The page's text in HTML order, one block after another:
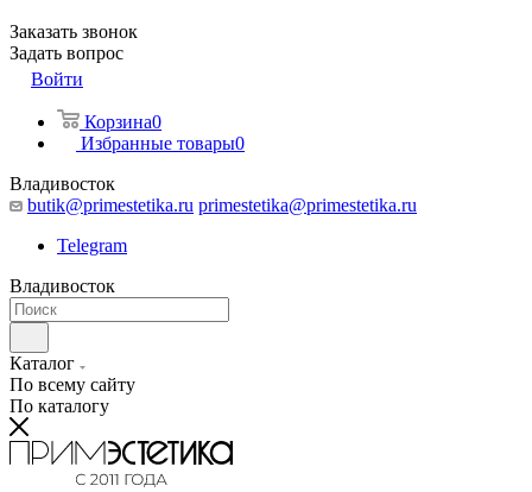
Заказать звонок
Задать вопрос
Войти
Корзина0
Избранные товары0
Владивосток
butik@primestetika.ru primestetika@primestetika.ru
Telegram
Владивосток
Каталог
По всему сайту
По каталогу